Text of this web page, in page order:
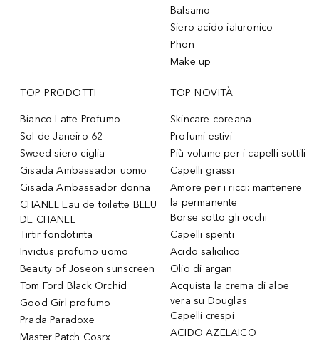
Balsamo
Siero acido ialuronico
Phon
Make up
TOP PRODOTTI
Bianco Latte Profumo
Sol de Janeiro 62
Sweed siero ciglia
Gisada Ambassador uomo
Gisada Ambassador donna
CHANEL Eau de toilette BLEU
DE CHANEL
Tirtir fondotinta
Invictus profumo uomo
Beauty of Joseon sunscreen
Tom Ford Black Orchid
Good Girl profumo
Prada Paradoxe
Master Patch Cosrx
TOP NOVITÀ
Skincare coreana
Profumi estivi
Più volume per i capelli sottili
Capelli grassi
Amore per i ricci: mantenere
la permanente
Borse sotto gli occhi
Capelli spenti
Acido salicilico
Olio di argan
Acquista la crema di aloe
vera su Douglas
Capelli crespi
ACIDO AZELAICO